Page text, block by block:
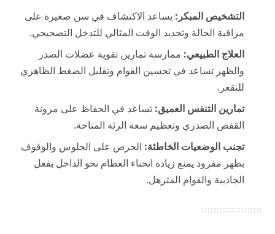
التشخيص المبكر: يساعد الاكتشاف في سن صغيرة على
مراقبة الحالة وتحديد الوقت المثالي للتدخل التصحيحي.
العلاج الطبيعي: ممارسة تمارين تقوية عضلات الصدر
والظهر تساعد في تحسين القوام وتقليل الضغط الظاهري
للتقعر.
تمارين التنفس العميق: تساعد في الحفاظ على مرونة
القفص الصدري وتعظيم سعة الرئة المتاحة.
تجنب الوضعيات الخاطئة: الحرص على الجلوس والوقوف
بظهر مفرود يمنع زيادة انحناء العظام نحو الداخل بفعل
الجاذبية والقوام المترهل.